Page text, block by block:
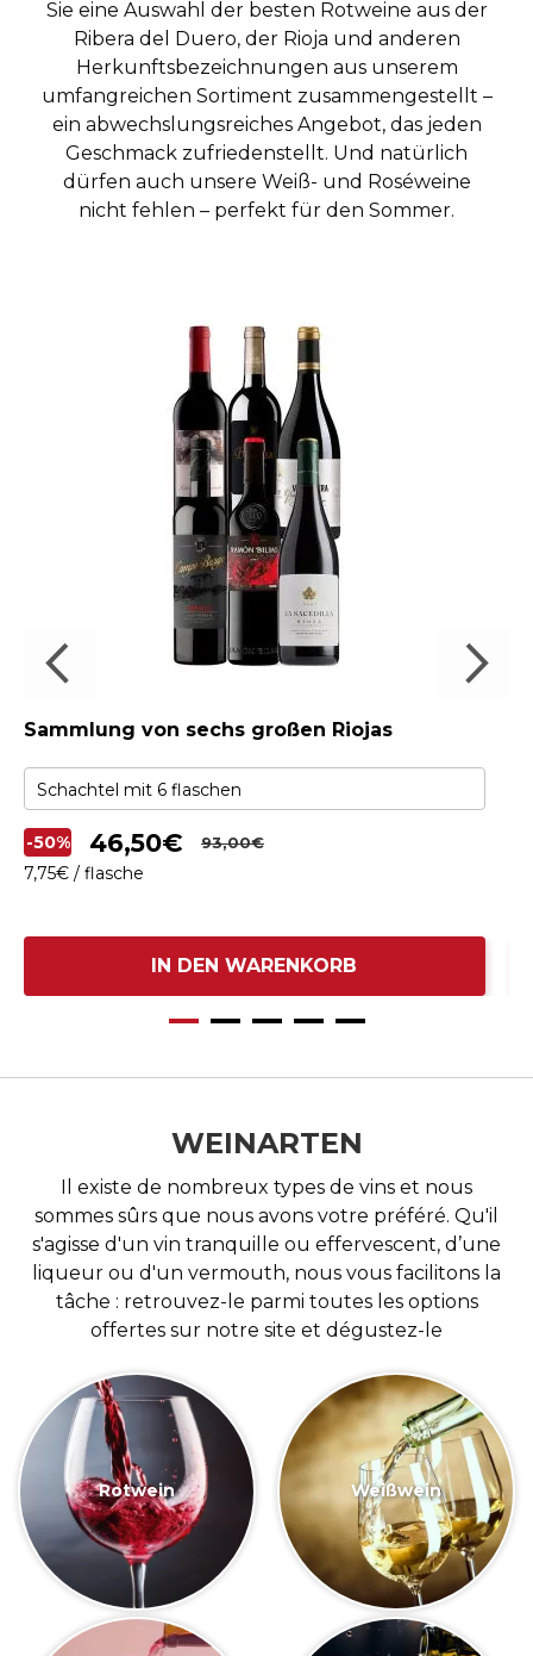
Sie eine Auswahl der besten Rotweine aus der
Ribera del Duero, der Rioja und anderen
Herkunftsbezeichnungen aus unserem
umfangreichen Sortiment zusammengestellt –
ein abwechslungsreiches Angebot, das jeden
Geschmack zufriedenstellt. Und natürlich
dürfen auch unsere Weiß- und Roséweine
nicht fehlen – perfekt für den Sommer.
Sammlung von sechs großen Riojas
-50% 93,00€
46,50€
7,75€ / flasche
IN DEN WARENKORB
WEINARTEN
Il existe de nombreux types de vins et nous
sommes sûrs que nous avons votre préféré. Qu'il
s'agisse d'un vin tranquille ou effervescent, d’une
liqueur ou d'un vermouth, nous vous facilitons la
tâche : retrouvez-le parmi toutes les options
offertes sur notre site et dégustez-le
Rotwein Weißwein